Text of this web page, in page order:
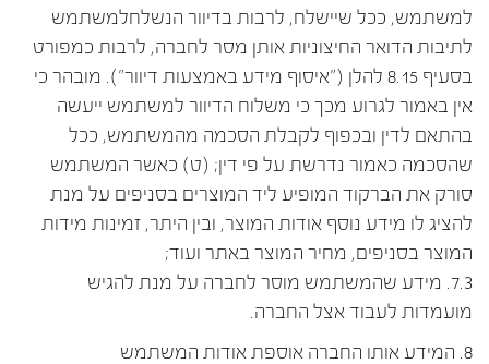
למשתמש, ככל שיישלח, לרבות בדיוור הנשלחלמשתמש
לתיבות הדואר החיצוניות אותן מסר לחברה, לרבות כמפורט
בסעיף ‏8.15 להלן ("איסוף מידע באמצעות דיוור"). מובהר כי
אין באמור לגרוע מכך כי משלוח הדיוור למשתמש ייעשה
בהתאם לדין ובכפוף לקבלת הסכמה מהמשתמש, ככל
שהסכמה כאמור נדרשת על פי דין; (ט) כאשר המשתמש
סורק את הברקוד המופיע ליד המוצרים בסניפים על מנת
להציג לו מידע נוסף אודות המוצר, ובין היתר, זמינות מידות
המוצר בסניפים, מחיר המוצר באתר ועוד;
7.3. מידע שהמשתמש מוסר לחברה על מנת להגיש
מועמדות לעבוד אצל החברה.
8. המידע אותו החברה אוספת אודות המשתמש